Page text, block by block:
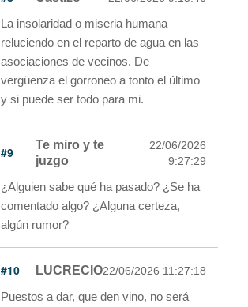
La insolaridad o miseria humana
reluciendo en el reparto de agua en las
asociaciones de vecinos. De
vergüenza el gorroneo a tonto el último
y si puede ser todo para mi.
#9
Te miro y te
juzgo
22/06/2026
9:27:29
¿Alguien sabe qué ha pasado? ¿Se ha
comentado algo? ¿Alguna certeza,
algún rumor?
#10 LUCRECIO22/06/2026 11:27:18
Puestos a dar, que den vino, no será